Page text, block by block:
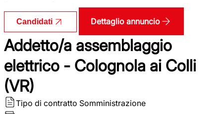
Candidati Dettaglio annuncio
Addetto/a assemblaggio
elettrico - Colognola ai Colli
(VR)
Tipo di contratto Somministrazione